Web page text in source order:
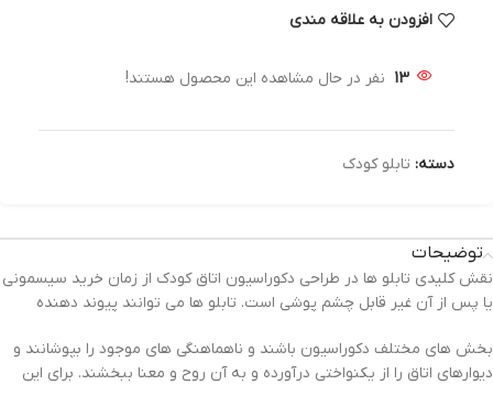
افزودن به علاقه مندی
13 نفر در حال مشاهده این محصول هستند!
دسته: تابلو کودک
توضیحات
نقش کلیدی تابلو ها در طراحی دکوراسیون اتاق کودک از زمان خرید سیسمونی
یا پس از آن غیر قابل چشم پوشی است. تابلو ها می توانند پیوند دهنده
بخش های مختلف دکوراسیون باشند و ناهماهنگی های موجود را بپوشانند و
دیوارهای اتاق را از یکنواختی درآورده و به آن روح و معنا ببخشند. برای این